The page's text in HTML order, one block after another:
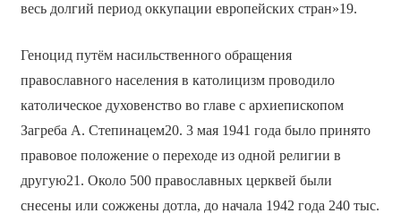
весь долгий период оккупации европейских стран»19.
Геноцид путём насильственного обращения
православного населения в католицизм проводило
католическое духовенство во главе с архиепископом
Загреба А. Степинацем20. 3 мая 1941 года было принято
правовое положение о переходе из одной религии в
другую21. Около 500 православных церквей были
снесены или сожжены дотла, до начала 1942 года 240 тыс.